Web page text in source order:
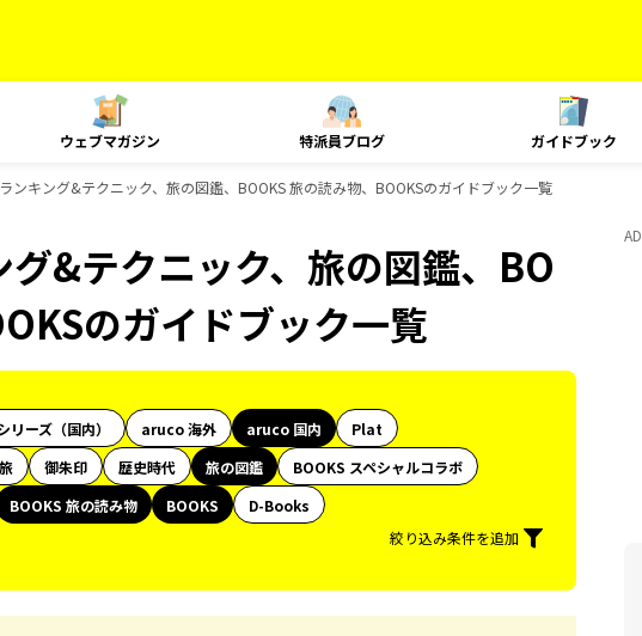
ウェブマガジン 特派員ブログ ガイドブック
ンキング&テクニック、旅の図鑑、BOOKS 旅の読み物、BOOKSのガイドブック一覧
&テクニック、旅の図鑑、BO
のガイドブック一覧
ーズ（国内） aruco 海外 aruco 国内
Plat
御朱印 歴史時代 旅の図鑑
BOOKS スペシャルコラボ
BOOKS 旅の読み物 BOOKS
D-Books
絞り込み条件を追加
AD